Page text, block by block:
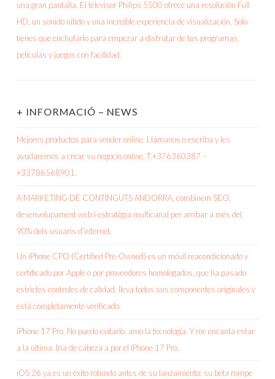
+ INFORMACIÓ – NEWS
Mejores productos para vender online. Llámanos o escriba y les
ayudaremos a crear su negocio online. T.+376360387 –
+33786568901.
A MARKETING DE CONTINGUTS ANDORRA, combinem SEO,
desenvolupament web i estratègia multicanal per arribar a més del
90% dels usuaris d’internet.
Un iPhone CPO (Certified Pre-Owned) es un móvil reacondicionado y
certificado por Apple o por proveedores homologados, que ha pasado
estrictos controles de calidad, lleva todos sus componentes originales y
está completamente verificado.
iPhone 17 Pro. No puedo evitarlo, amo la tecnología. Y me encanta estar
a la última. Iría de cabeza a por el iPhone 17 Pro.
iOS 26 ya es un éxito rotundo antes de su lanzamiento: su beta rompe